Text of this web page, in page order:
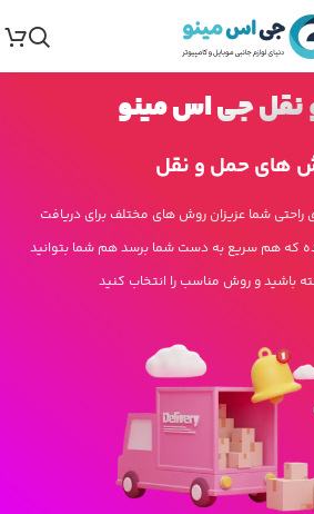
Transportation
جی اس مینو
های حمل و نقل
شما عزیزان روش های مختلف برای دریافت
که هم سریع به دست شما برسد هم شما بتوانید
باشید و روش مناسب را انتخاب کنید